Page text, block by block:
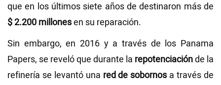
que en los últimos siete años de destinaron más de
$ 2.200 millonesen su reparación.
Sin embargo, en 2016 y a través de los Panama
Papers, se reveló que durante la repotenciaciónde la
refinería se levantó una red de sobornos a través de